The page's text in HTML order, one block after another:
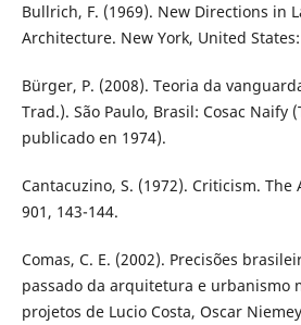
Bullrich, F. (1969). New Directions in
Architecture. New York, United
Bürger, P. (2008). Teoria da
Trad.). São Paulo, Brasil: Cosac Naify
publicado en 1974).
Cantacuzino, S. (1972). Criticism. The
901, 143-144.
Comas, C. E. (2002). Precisões
passado da arquitetura e urbanismo
projetos de Lucio Costa, Oscar